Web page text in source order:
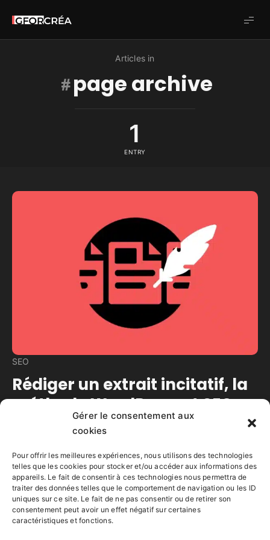
Gérer le consentement aux
cookies
Pour offrir les meilleures expériences, nous utilisons des technologies
telles que les cookies pour stocker et/ou accéder aux informations des
appareils. Le fait de consentir à ces technologies nous permettra de
traiter des données telles que le comportement de navigation ou les ID
uniques sur ce site. Le fait de ne pas consentir ou de retirer son
consentement peut avoir un effet négatif sur certaines
caractéristiques et fonctions.
Studio
GforCréa
Articles in
page archive
1
ENTRY
SEO
Rédiger un extrait incitatif, la
méthode WordPress et SEO
Temps de lecture estimé :
Extrait incitatif sur pages liste, catégories,
archives : requête cible, angle, format, bénéfice.
Lire la suite